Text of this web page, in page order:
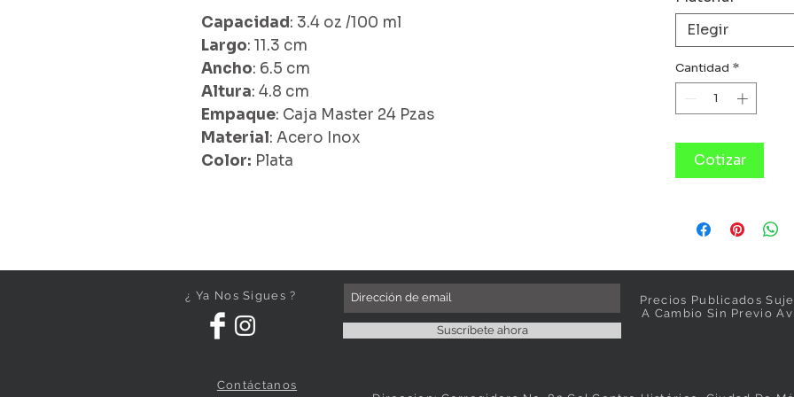
Capacidad: 3.4 oz /100 ml
Largo: 11.3 cm
Ancho: 6.5 cm
Altura: 4.8 cm
Empaque: Caja Master 24 Pzas
Material: Acero Inox
Color: Plata
Elegir
Cantidad *
Cotizar
¿ Ya Nos Sigues ?
Suscríbete ahora
Precios Publicados
A Cambio Sin Previo
Contáctanos